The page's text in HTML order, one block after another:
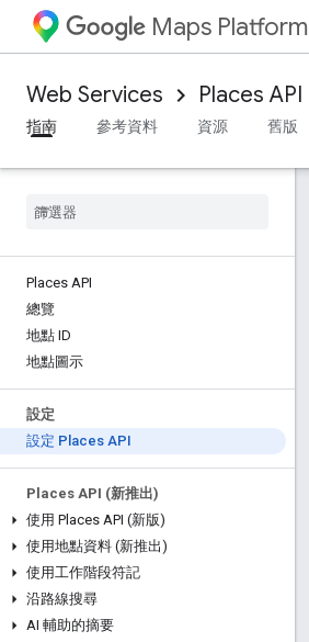
Maps Platform
Web Services Places API
指南
參考資料 資源 舊版
Places API
總覽
地點 ID
地點圖示
設定
設定 Places API
Places API (新推出)
使用 Places API (新版)
使用地點資料 (新推出)
使用工作階段符記
沿路線搜尋
AI 輔助的摘要